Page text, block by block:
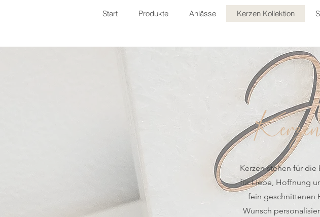
Start Produkte Anlässe Kerzen Kollektion
Kerzen stehen für
für Liebe, Hoffnung
fein geschnittenen
Wunsch